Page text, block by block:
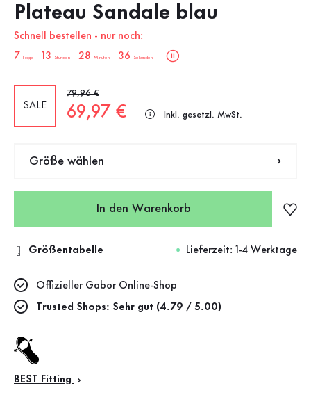
Plateau Sandale blau
Schnell bestellen - nur noch:
sale.countdown.description
7 Tage 13 Stunden 28 Minuten 35 Sekunden
SALE
Alter Preis
79,96 €
Neuer Preis
69,97 € Inkl. gesetzl. MwSt.
Größe wählen
In den Warenkorb
Größentabelle Lieferzeit: 1-4 Werktage
Offizieller Gabor Online-Shop
Trusted Shops: Sehr gut (4.79 / 5.00)
BEST Fitting